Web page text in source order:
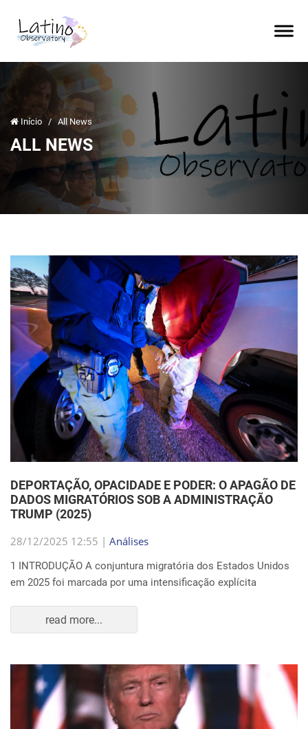
Início / All News
ALL NEWS
DEPORTAÇÃO, OPACIDADE E PODER: O APAGÃO DE
DADOS MIGRATÓRIOS SOB A ADMINISTRAÇÃO
TRUMP (2025)
28/12/2025 12:55 | Análises
1 INTRODUÇÃO A conjuntura migratória dos Estados Unidos
em 2025 foi marcada por uma intensificação explícita
read more...